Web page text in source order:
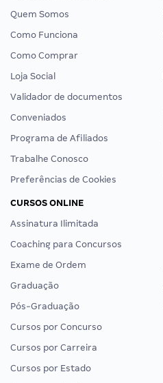
Quem Somos
Como Funciona
Como Comprar
Loja Social
Validador de documentos
Conveniados
Programa de Afiliados
Trabalhe Conosco
Preferências de Cookies
CURSOS ONLINE
Assinatura Ilimitada
Coaching para Concursos
Exame de Ordem
Graduação
Pós-Graduação
Cursos por Concurso
Cursos por Carreira
Cursos por Estado